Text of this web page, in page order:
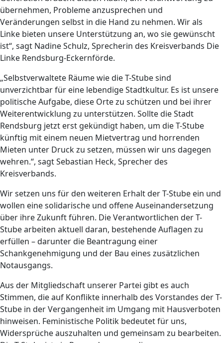
übernehmen, Probleme anzusprechen und
Veränderungen selbst in die Hand zu nehmen. Wir als
Linke bieten unsere Unterstützung an, wo sie gewünscht
ist“, sagt Nadine Schulz, Sprecherin des Kreisverbands Die
Linke Rendsburg-Eckernförde.
„Selbstverwaltete Räume wie die T-Stube sind
unverzichtbar für eine lebendige Stadtkultur. Es ist unsere
politische Aufgabe, diese Orte zu schützen und bei ihrer
Weiterentwicklung zu unterstützen. Sollte die Stadt
Rendsburg jetzt erst gekündigt haben, um die T-Stube
künftig mit einem neuen Mietvertrag und horrenden
Mieten unter Druck zu setzen, müssen wir uns dagegen
wehren.“, sagt Sebastian Heck, Sprecher des
Kreisverbands.
Wir setzen uns für den weiteren Erhalt der T-Stube ein und
wollen eine solidarische und offene Auseinandersetzung
über ihre Zukunft führen. Die Verantwortlichen der T-
Stube arbeiten aktuell daran, bestehende Auflagen zu
erfüllen – darunter die Beantragung einer
Schankgenehmigung und der Bau eines zusätzlichen
Notausgangs.
Aus der Mitgliedschaft unserer Partei gibt es auch
Stimmen, die auf Konflikte innerhalb des Vorstandes der T-
Stube in der Vergangenheit im Umgang mit Hausverboten
hinweisen. Feministische Politik bedeutet für uns,
Widersprüche auszuhalten und gemeinsam zu bearbeiten.